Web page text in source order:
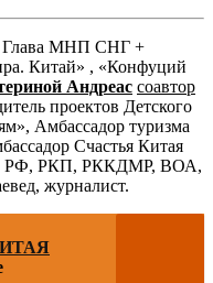
Глава МНП СНГ +
Китай» , «Конфуций
Андреас соавтор
проектов Детского
Амбассадор туризма
Счастья Китая
РФ, РКП, РККДМР, ВОА,
журналист.